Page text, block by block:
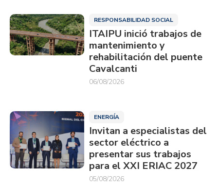
RESPONSABILIDAD SOCIAL
ITAIPU inició trabajos de
mantenimiento y
rehabilitación del puente
Cavalcanti
06/08/2026
ENERGÍA
Invitan a especialistas del
sector eléctrico a
presentar sus trabajos
para el XXI ERIAC 2027
05/08/2026